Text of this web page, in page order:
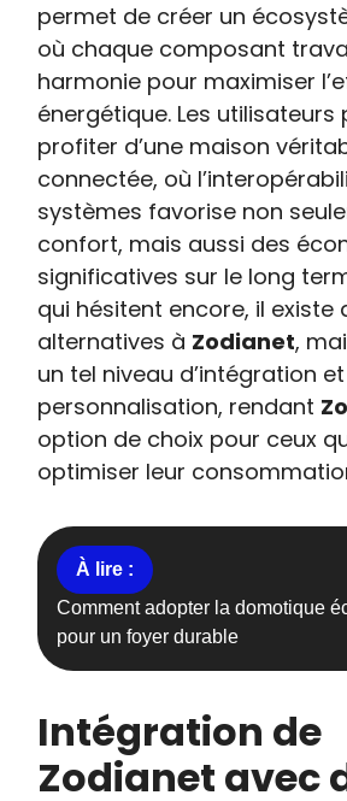
permet de créer un
où chaque composant
harmonie pour maximiser
énergétique. Les utilisateurs
profiter d’une maison
connectée, où
systèmes favorise non
confort, mais aussi des
significatives sur le long
qui hésitent encore, il existe
alternatives à Zodianet,
un tel niveau d’intégration
personnalisation, rendant
option de choix pour ceux
optimiser leur
Comment adopter la domotique
pour un foyer durable
Intégration de
Zodianet avec